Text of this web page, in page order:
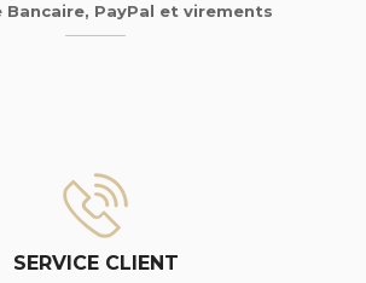
Bancaire, PayPal et virements
SERVICE CLIENT